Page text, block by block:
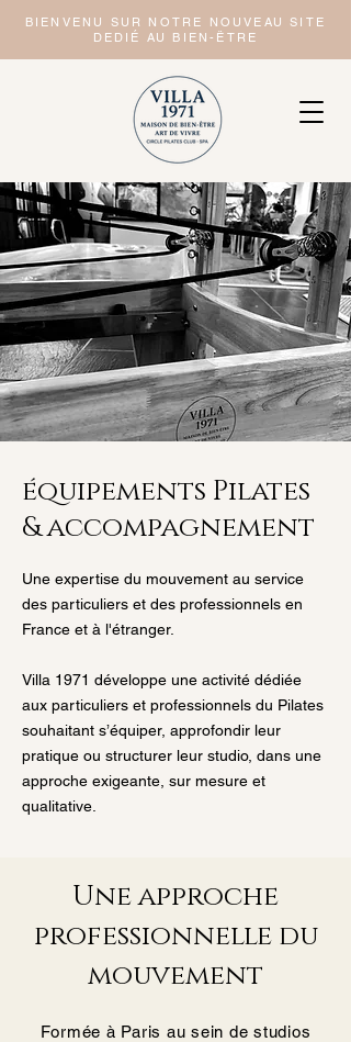
BIENVENU SUR NOTRE NOUVEAU SITE
DEDIÉ AU BIEN-ËTRE
équipements Pilates
& accompagnement
Une expertise du mouvement au service
des particuliers et des professionnels en
France et à l'étranger.
Villa 1971 développe une activité dédiée
aux particuliers et professionnels du Pilates
souhaitant s’équiper, approfondir leur
pratique ou structurer leur studio, dans une
approche exigeante, sur mesure et
qualitative.
Une approche
professionnelle du
mouvement
Formée à Paris au sein de studios